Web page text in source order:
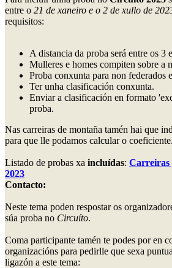
entre o 21 de xaneiro e o 2 de xullo de
requisitos:
A distancia da proba será entre os 3
Mulleres e homes compiten sobre a
Proba conxunta para non federados
Ter unha clasificación conxunta.
Enviar a clasificación en formato
proba.
Nas carreiras de montaña tamén hai que
para que lle podamos calcular o coeficiente.
Listado de probas xa incluídas: Carreiras
2023
Contacto:
Neste tema poden respostar os
súa proba no Circuíto.
Coma participante tamén te podes por en
organizacións para pedirlle que sexa
ligazón a este tema: